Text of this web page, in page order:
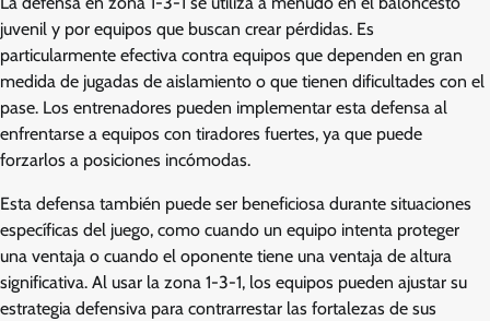
juvenil y por equipos que buscan crear pérdidas. Es
particularmente efectiva contra equipos que dependen en gran
medida de jugadas de aislamiento o que tienen dificultades con el
pase. Los entrenadores pueden implementar esta defensa al
enfrentarse a equipos con tiradores fuertes, ya que puede
forzarlos a posiciones incómodas.
Esta defensa también puede ser beneficiosa durante situaciones
específicas del juego, como cuando un equipo intenta proteger
una ventaja o cuando el oponente tiene una ventaja de altura
significativa. Al usar la zona 1-3-1, los equipos pueden ajustar su
estrategia defensiva para contrarrestar las fortalezas de sus